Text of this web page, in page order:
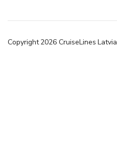
Copyright2026 CruiseLines Latvia